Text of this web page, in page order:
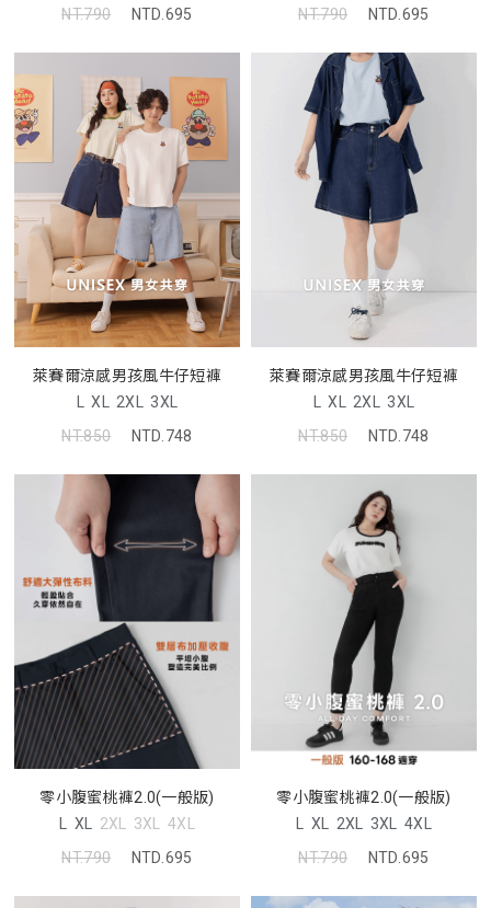
NT.790
NTD.695
NT.790
NTD.695
萊賽爾涼感男孩風牛仔短褲
L XL 2XL 3XL
NT.850
NTD.748
萊賽爾涼感男孩風牛仔短褲
L XL 2XL 3XL
NT.850
NTD.748
零小腹蜜桃褲2.0(一般版)
L XL 2XL 3XL 4XL
NT.790
NTD.695
零小腹蜜桃褲2.0(一般版)
L XL 2XL 3XL 4XL
NT.790
NTD.695